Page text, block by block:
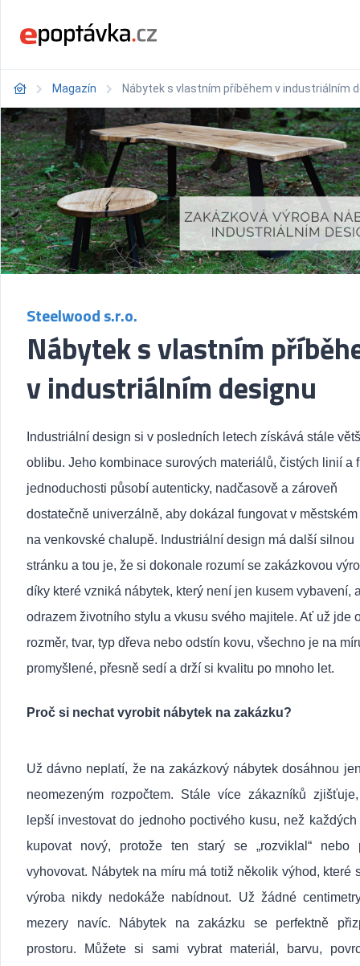
Magazín Nábytek s vlastním příběhem v industriálním
Steelwood s.r.o.
Nábytek s vlastním
v industriálním designu
Industriální design si v posledních letech získává stále
oblibu. Jeho kombinace surových materiálů, čistých linií a
jednoduchosti působí autenticky, nadčasově a zároveň
dostatečně univerzálně, aby dokázal fungovat v
na venkovské chalupě. Industriální design má další silnou
stránku a tou je, že si dokonale rozumí se zakázkovou
díky které vzniká nábytek, který není jen kusem vybavení,
odrazem životního stylu a vkusu svého majitele. Ať už jde
rozměr, tvar, typ dřeva nebo odstín kovu, všechno je na
promyšlené, přesně sedí a drží si kvalitu po mnoho let.
Proč si nechat vyrobit nábytek na zakázku?
Už dávno neplatí, že na zakázkový nábytek dosáhnou
neomezeným rozpočtem. Stále více zákazníků
lepší investovat do jednoho poctivého kusu, než
kupovat nový, protože ten starý se „rozviklal“ nebo
vyhovovat. Nábytek na míru má totiž několik výhod, které
výroba nikdy nedokáže nabídnout. Už žádné
mezery navíc. Nábytek na zakázku se perfektně
prostoru. Můžete si sami vybrat materiál, barvu,